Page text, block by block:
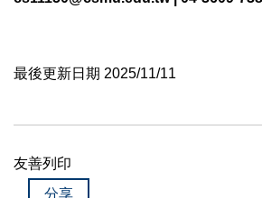
最後更新日期 2025/11/11
友善列印
分享